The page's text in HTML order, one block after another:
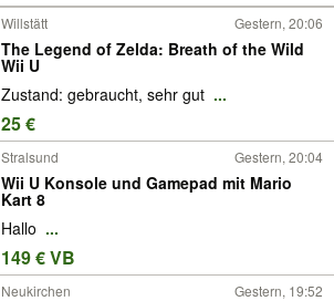
Willstätt Gestern, 20:06
The Legend of Zelda: Breath of the Wild
Wii U
Zustand: gebraucht, sehr gut ...
25 €
Stralsund Gestern, 20:04
Wii U Konsole und Gamepad mit Mario
Kart 8
Hallo ...
149 € VB
Neukirchen Gestern, 19:52